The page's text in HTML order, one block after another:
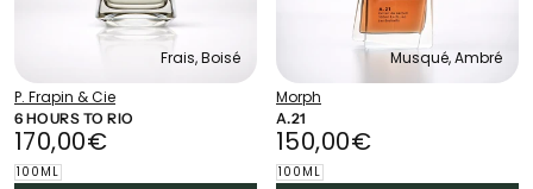
Frais, Boisé
P. Frapin & Cie
6 HOURS TO RIO
170,00€
PRIX
RÉGULIER
170,00€
100ML
Musqué, Ambré
Morph
A.21
150,00€
PRIX
RÉGULIER
150,00€
100ML